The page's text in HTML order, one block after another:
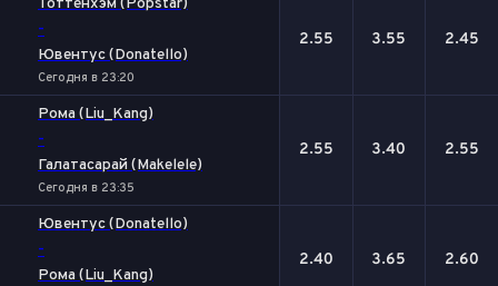
Тоттенхэм (Popstar)
-
Ювентус (Donatello)
Сегодня в 23:20
2.55 3.55 2.45
Рома (Liu_Kang)
-
Галатасарай (Makelele)
Сегодня в 23:35
2.55 3.40 2.55
Ювентус (Donatello)
-
Рома (Liu_Kang)
2.40 3.65 2.60